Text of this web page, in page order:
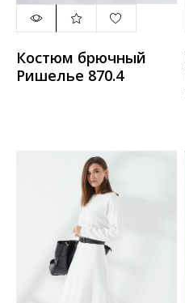
Костюм брючный
Ришелье 870.4